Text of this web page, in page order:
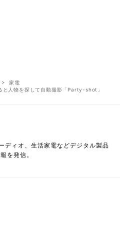
家電
と人物を探して自動撮影「Party-shot」
ディオ、生活家電などデジタル製品
を発信。